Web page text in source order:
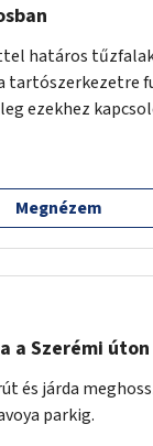
határos
ezekhez
Megnézem
a Szerémi úton
és járda
parkig.